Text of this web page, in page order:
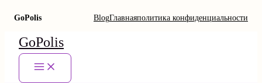
GoPolis BlogГлавнаяполитика конфиденциальности
Перейти
содержимому
GoPolis
Main